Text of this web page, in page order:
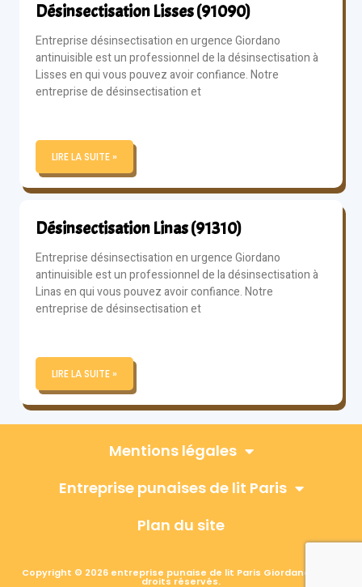
Désinsectisation Lisses (91090)
Entreprise désinsectisation en urgence Giordano
antinuisible est un professionnel de la désinsectisation à
Lisses en qui vous pouvez avoir confiance. Notre
entreprise de désinsectisation et
LIRE LA SUITE »
Désinsectisation Linas (91310)
Entreprise désinsectisation en urgence Giordano
antinuisible est un professionnel de la désinsectisation à
Linas en qui vous pouvez avoir confiance. Notre
entreprise de désinsectisation et
LIRE LA SUITE »
Mentions légales
Entreprise punaises de lit Paris
Plan du site
Copyright © 2026 entreprise punaise de lit Paris Giordano, Tous
droits réservés.